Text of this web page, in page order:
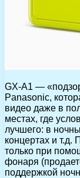
GX-A1 —
Panasonic,
видео даже в
местах, где
лучшего: в
концертах и
только при
фонаря
поддержкой